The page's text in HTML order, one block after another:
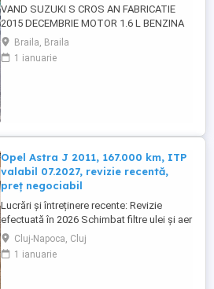
VAND SUZUKI S CROS AN FABRICATIE
2015 DECEMBRIE MOTOR 1.6 L BENZINA
TACTIUNE INTEGRALA 4 MODURI DE
CONDUS UNIC PROPRIETAR CULOARE
MARO SEZORI FATA SPATE CAMERA
Braila, Braila
1 ianuarie
Opel Astra J 2011, 167.000 km, ITP
valabil 07.2027, revizie recentă,
preț negociabil
Lucrări și întreținere recente: Revizie
efectuată în 2026 Schimbat filtre ulei și aer
Schimbat ulei: 6L GM 5W30 Schimbat
compresor climă Schimbat furtun gaze
retur ulei Curățat filtru de particule DPF
Cluj-Napoca, Cluj
1 ianuarie